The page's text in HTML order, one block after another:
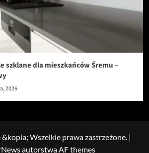
szklane dla mieszkańców Śremu –
2026
Wszelkie prawa zastrzeżone. |
autorstwa AF themes